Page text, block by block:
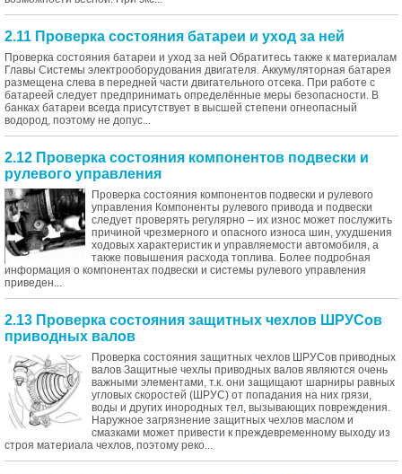
2.11 Проверка состояния батареи и уход за ней
Проверка состояния батареи и уход за ней Обратитесь также к материалам
Главы Системы электрооборудования двигателя. Аккумуляторная батарея
размещена слева в передней части двигательного отсека. При работе с
батареей следует предпринимать определённые меры безопасности. В
банках батареи всегда присутствует в высшей степени огнеопасный
водород, поэтому не допус...
2.12 Проверка состояния компонентов подвески и
рулевого управления
Проверка состояния компонентов подвески и рулевого
управления Компоненты рулевого привода и подвески
следует проверять регулярно – их износ может послужить
причиной чрезмерного и опасного износа шин, ухудшения
ходовых характеристик и управляемости автомобиля, а
также повышения расхода топлива. Более подробная
информация о компонентах подвески и системы рулевого управления
приведен...
2.13 Проверка состояния защитных чехлов ШРУСов
приводных валов
Проверка состояния защитных чехлов ШРУСов приводных
валов Защитные чехлы приводных валов являются очень
важными элементами, т.к. они защищают шарниры равных
угловых скоростей (ШРУС) от попадания на них грязи,
воды и других инородных тел, вызывающих повреждения.
Наружное загрязнение защитных чехлов маслом и
смазками может привести к преждевременному выходу из
строя материала чехлов, поэтому реко...